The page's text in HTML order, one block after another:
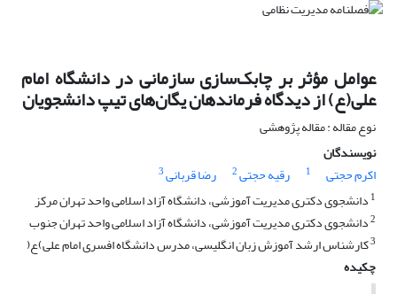
عوامل مؤثر بر چابک‌سازی سازمانی در دانشگاه امام
علی(ع) از دیدگاه فرماندهان یگان‌های تیپ دانشجویان
نوع مقاله : مقاله پژوهشی
نویسندگان
اکرم حجتی
1 رقیه حجتی2 رضا قربانی3
1 دانشجوی دکتری مدیریت آموزشی، دانشگاه آزاد اسلامی واحد تهران مرکز
2دانشجوی دکتری مدیریت آموزشی، دانشگاه آزاد اسلامی واحد تهران جنوب
3کارشناس ارشد آموزش زبان انگلیسی، مدرس دانشگاه افسری امام علی)ع(
چکیده